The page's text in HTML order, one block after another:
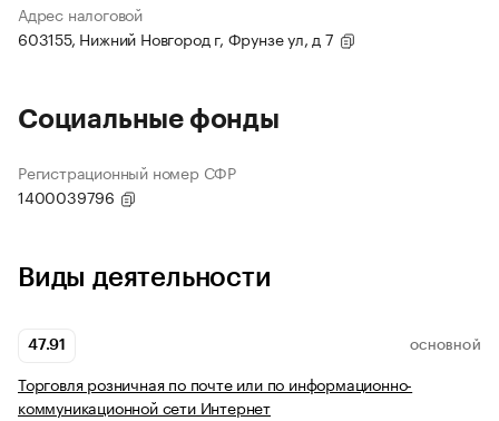
Адрес налоговой
603155, Нижний Новгород г, Фрунзе ул, д 7
Социальные фонды
Регистрационный номер СФР
1400039796
Виды деятельности
47.91 ОСНОВНОЙ
Торговля розничная по почте или по информационно-
коммуникационной сети Интернет